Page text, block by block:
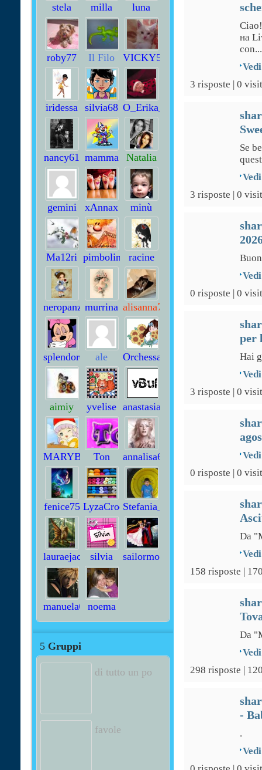
stela milla
luna
pazza
roby77
Il Filo
Dei
Sogni
VICKY57
iridessa silvia68 O_Erika_E
nancy61 mamma
paola
Natalia
gemini xAnnax minù
Ma12ri pimbolina racine
neropanzymurrina alisanna72
splendore
ale
creazioni
OrchessaTitti
aimiy yvelise anastasia.tatalo
MARYB Ton annalisa68
fenice75 LyzaCrochetStefania_72
lauraejack silvia sailormoon81
manuela62noema
5 Gruppi
di tutto un po
favole
на
con...
3 risposte | 0
Se
3 risposte | 0
0 risposte | 0
per
Hai
3 risposte | 0
0 risposte | 0
Da
158 risposte |
Da
298 risposte |
-
.